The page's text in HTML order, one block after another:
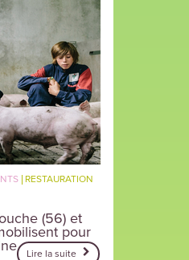
RESTAURATION
(56) et
pour
Lire la suite